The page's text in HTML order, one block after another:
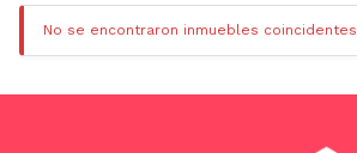
No se encontraron inmuebles coincidentes